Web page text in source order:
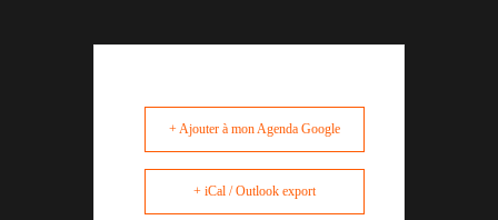
+ Ajouter à mon Agenda Google
+ iCal / Outlook export